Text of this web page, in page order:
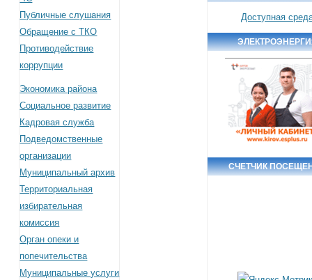
Публичные слушания
Обращение с ТКО
Противодействие
коррупции
Экономика района
Социальное развитие
Кадровая служба
Подведомственные
организации
Муниципальный архив
Территориальная
избирательная
комиссия
Орган опеки и
попечительства
Муниципальные услуги
Доступная
СЧЕТЧИК